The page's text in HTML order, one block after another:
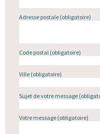
Adresse postale(obligatoire)
Code postal(obligatoire)
Ville(obligatoire)
Sujet de votre message
Votre message(obligatoire)